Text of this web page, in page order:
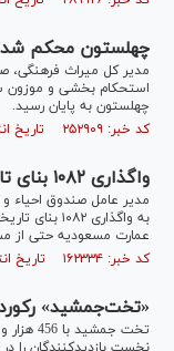
چهلستون محکم شد
مدیر کل میراث فرهنگی،
استحکام بخشی و موزون
چهلستون به پایان رسید.
کد خبر: ۲۵۲۹۰۹ تاریخ انتشار : ۱۳۹۵/۰۹/۱۷
واگذاری ۱۰۸۲ بنای تاریخی به بخش خصوصی تا سال ۱۴۰۰
مدیر عامل صندوق احیاء و
عمارت مسعودیه حتی از
کد خبر: ۱۶۲۳۳۴ تاریخ انتشار : ۱۳۹۵/۰۱/۳۰
«تخت‌جمشید»